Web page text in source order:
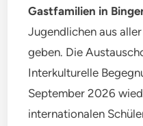
Gastfamilien in
Jugendlichen aus
geben. Die
Interkulturelle
September 2026
internationalen